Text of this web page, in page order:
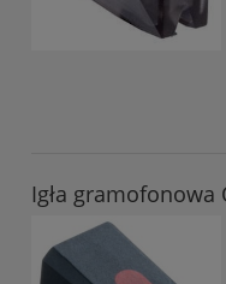
Igła